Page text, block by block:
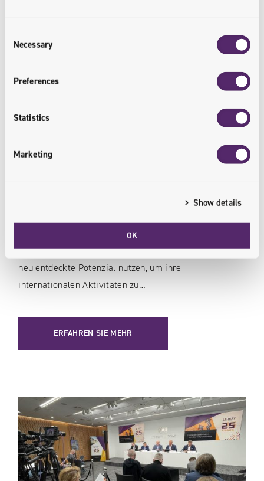
Selection
Necessary
Preferences
Statistics
Marketing
Show details
OK
Global4Net tritt der Univio bei. Aufbau eines
Commerce-Transformation
Die Univio hat Global4Net offiziell übernommen.
umfassendes Lösungsportfolio zur
insbesondere im Angebot von Magento und anderen
größten Teams von Magento-Experten auf dem
polnischen Markt möchten beide Unternehmen dieses
neu entdeckte Potenzial nutzen, um ihre
internationalen Aktivitäten zu…
ERFAHREN SIE MEHR